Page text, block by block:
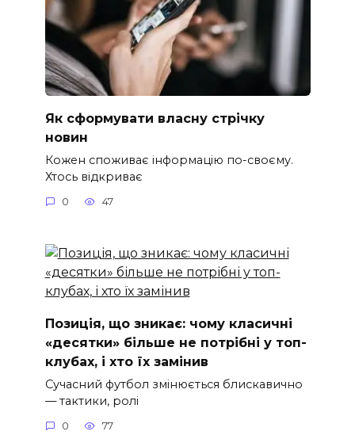
Як сформувати власну стрічку
новин
Кожен споживає інформацію по-своєму.
Хтось відкриває
0 47
Позиція, що зникає: чому класичні
«десятки» більше не потрібні у топ-
клубах, і хто їх замінив
Сучасний футбол змінюється блискавично
— тактики, ролі
0 77